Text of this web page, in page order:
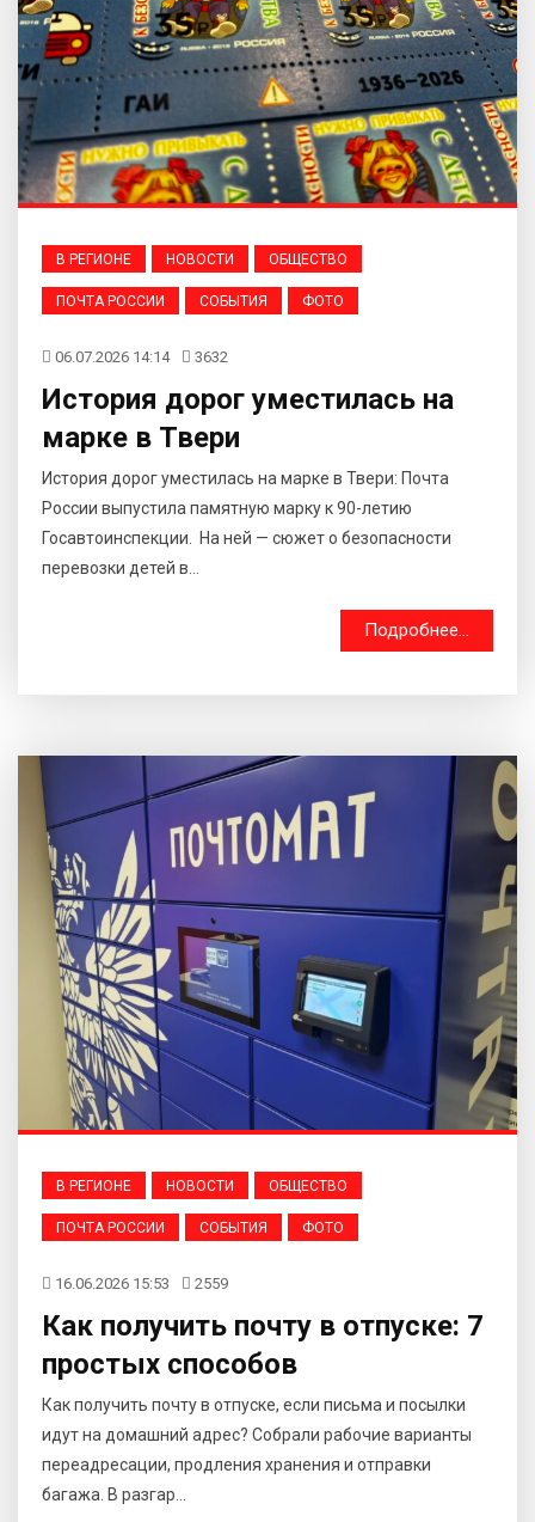
В РЕГИОНЕ НОВОСТИ ОБЩЕСТВО
ПОЧТА РОССИИ СОБЫТИЯ ФОТО
06.07.2026 14:14 3632
История дорог уместилась на
марке в Твери
История дорог уместилась на марке в Твери: Почта
России выпустила памятную марку к 90-летию
Госавтоинспекции. На ней — сюжет о безопасности
перевозки детей в...
Подробнее...
В РЕГИОНЕ НОВОСТИ ОБЩЕСТВО
ПОЧТА РОССИИ СОБЫТИЯ ФОТО
16.06.2026 15:53 2559
Как получить почту в отпуске: 7
простых способов
Как получить почту в отпуске, если письма и посылки
идут на домашний адрес? Собрали рабочие варианты
переадресации, продления хранения и отправки
багажа. В разгар...